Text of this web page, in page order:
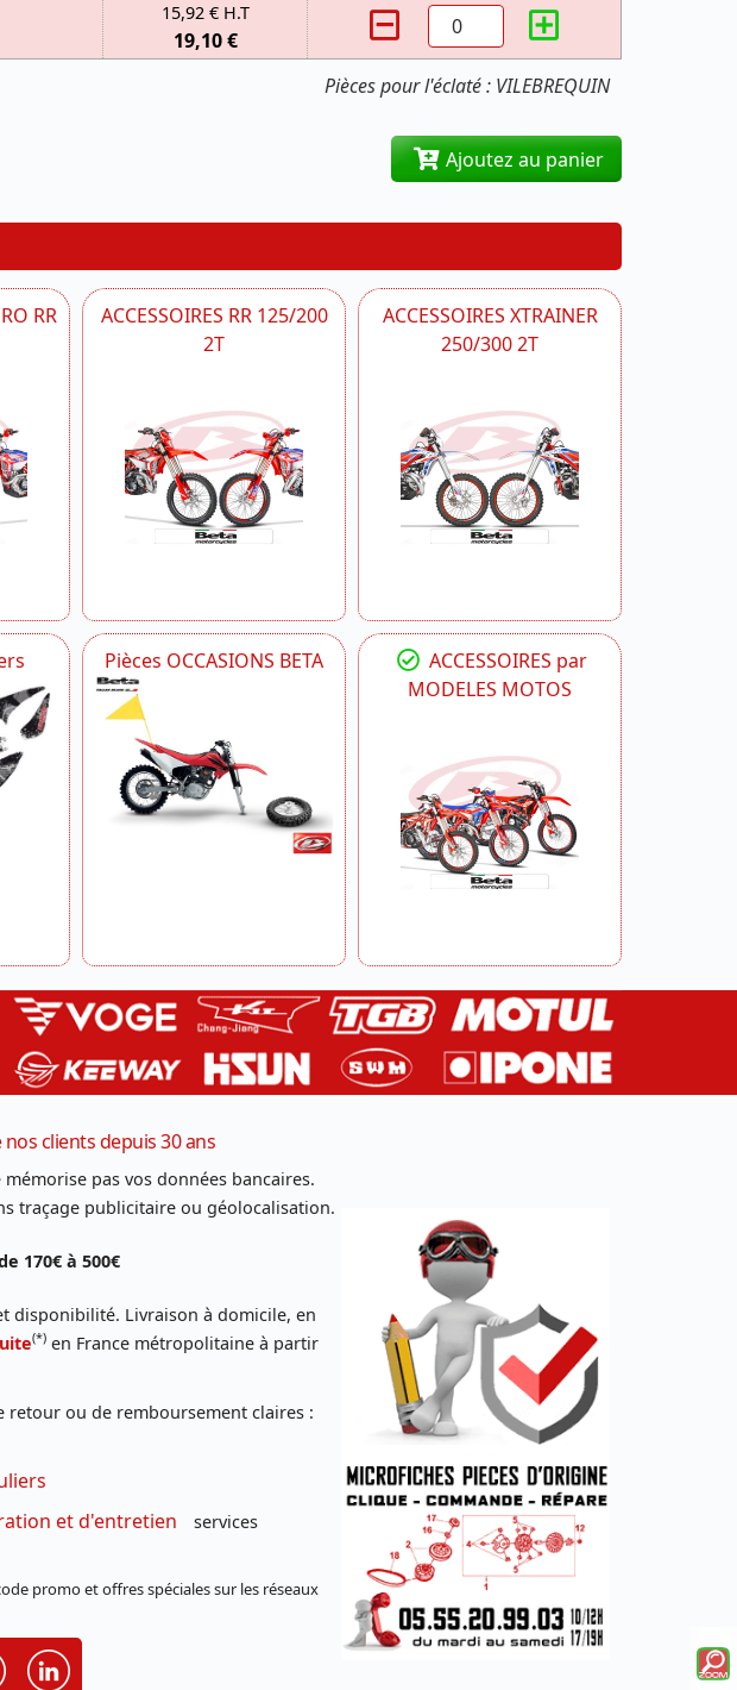
Pièces pour l'éclaté : VILEBREQUIN
15,92 € H.T
19,10 €
Ajoutez au panier
RR
ACCESSOIRES RR 125/200
2T
ACCESSOIRES XTRAINER
250/300 2T
Pièces OCCASIONS BETA
ACCESSOIRES par
MODELES MOTOS
nos clients depuis 30 ans
mémorise pas vos données bancaires.
traçage publicitaire ou géolocalisation.
170€ à 500€
disponibilité. Livraison à domicile, en
(*) en France métropolitaine à partir
retour ou de remboursement claires :
et d'entretien
services
promo et offres spéciales sur les réseaux